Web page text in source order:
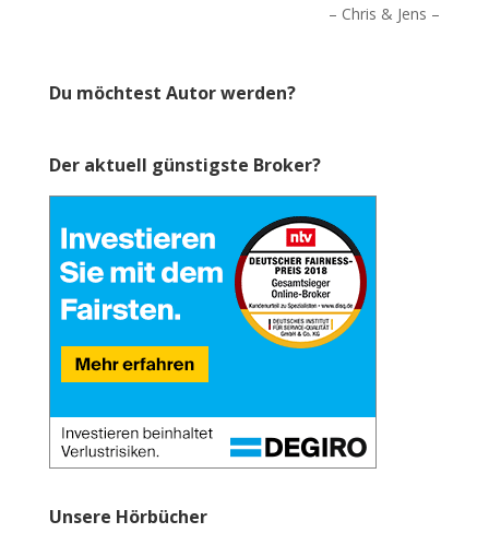
– Chris & Jens –
Du möchtest Autor werden?
Der aktuell günstigste Broker?
Unsere Hörbücher